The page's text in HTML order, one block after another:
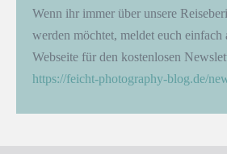
Wenn ihr immer über unsere
werden möchtet, meldet euch
Webseite für den kostenlosen
https://feicht-photography-blog.de/